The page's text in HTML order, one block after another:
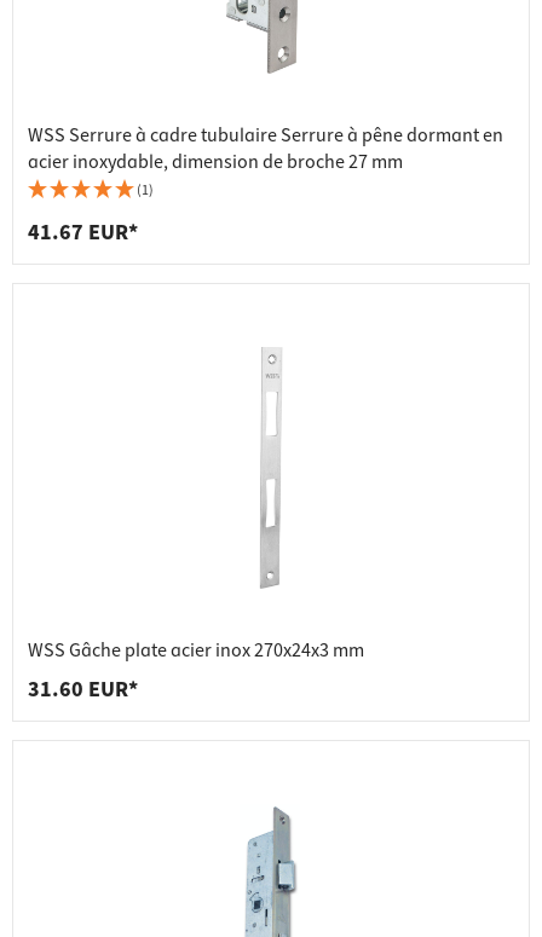
WSS Serrure à cadre tubulaire Serrure à pêne dormant en
acier inoxydable, dimension de broche 27 mm
(1)
41.67 EUR*
WSS Gâche plate acier inox 270x24x3 mm
31.60 EUR*